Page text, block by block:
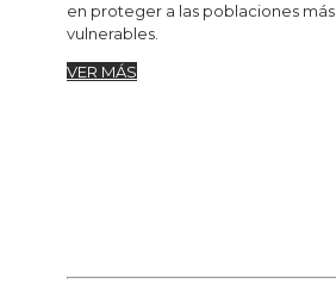
en proteger a las poblaciones más
vulnerables.
VER MÁS